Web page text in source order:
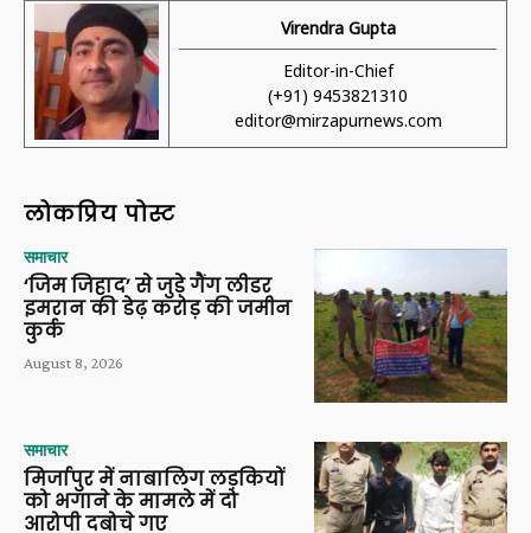
Virendra Gupta
Editor-in-Chief
(+91) 9453821310
editor@mirzapurnews.com
लोकप्रिय पोस्ट
समाचार
‘जिम जिहाद’ से जुड़े गैंग लीडर
इमरान की डेढ़ करोड़ की जमीन
कुर्क
August 8, 2026
समाचार
मिर्जापुर में नाबालिग लड़कियों
को भगाने के मामले में दो
आरोपी दबोचे गए